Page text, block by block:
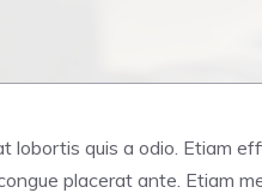
lobortis quis a odio. Etiam
placerat ante. Etiam